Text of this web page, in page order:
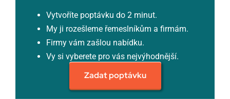
Vytvoříte poptávku do 2 minut.
My ji rozešleme řemeslníkům a firmám.
Firmy vám zašlou nabídku.
Vy si vyberete pro vás nejvýhodnější.
Zadat poptávku